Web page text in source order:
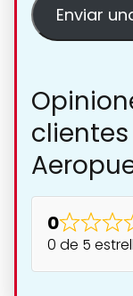
Enviar
0
0 de 5